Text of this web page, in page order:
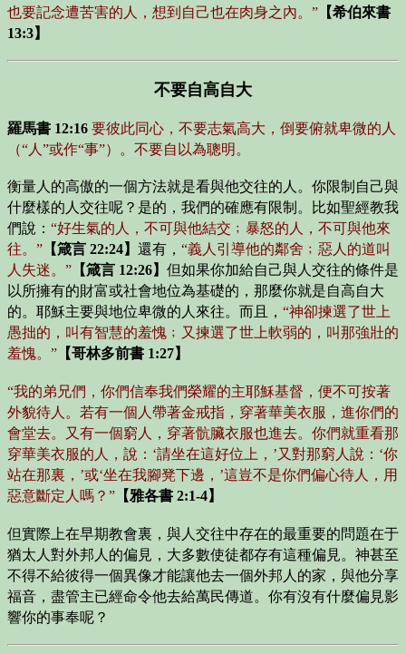
也要記念遭苦害的人，想到自己也在肉身之內。” 【希伯來書
13:3】
不要自高自大
羅馬書 12:16 要彼此同心，不要志氣高大，倒要俯就卑微的人
（“人”或作“事”）。不要自以為聰明。
衡量人的高傲的一個方法就是看與他交往的人。你限制自己與
什麼樣的人交往呢？是的，我們的確應有限制。比如聖經教我
們說： “好生氣的人，不可與他結交﹔暴怒的人，不可與他來
往。” 【箴言 22:24】 還有， “義人引導他的鄰舍﹔惡人的道叫
人失迷。” 【箴言 12:26】 但如果你加給自己與人交往的條件是
以所擁有的財富或社會地位為基礎的，那麼你就是自高自大
的。耶穌主要與地位卑微的人來往。而且， “神卻揀選了世上
愚拙的，叫有智慧的羞愧﹔又揀選了世上軟弱的，叫那強壯的
羞愧。” 【哥林多前書 1:27】
“我的弟兄們，你們信奉我們榮耀的主耶穌基督，便不可按著
外貌待人。若有一個人帶著金戒指，穿著華美衣服，進你們的
會堂去。又有一個窮人，穿著骯臟衣服也進去。你們就重看那
穿華美衣服的人，說：‘請坐在這好位上，’又對那窮人說：‘你
站在那裏，’或‘坐在我腳凳下邊，’這豈不是你們偏心待人，用
惡意斷定人嗎？” 【雅各書 2:1-4】
但實際上在早期教會裏，與人交往中存在的最重要的問題在于
猶太人對外邦人的偏見，大多數使徒都存有這種偏見。神甚至
不得不給彼得一個異像才能讓他去一個外邦人的家，與他分享
福音，盡管主已經命令他去給萬民傳道。你有沒有什麼偏見影
響你的事奉呢？